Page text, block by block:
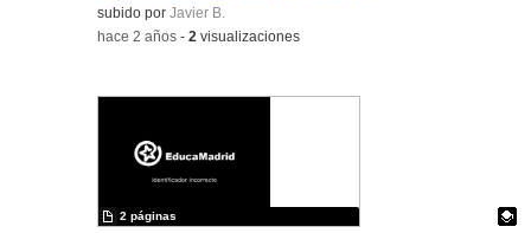
subido porJavier B.
-hace 2 años -2 visualizaciones
2 páginas